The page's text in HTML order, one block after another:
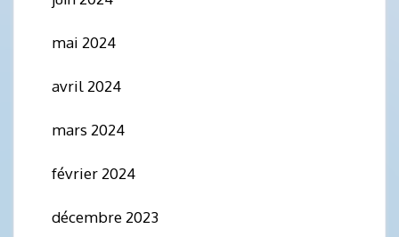
mai 2024
avril 2024
mars 2024
février 2024
décembre 2023